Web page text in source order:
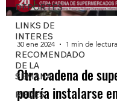
DEPORTES
LINKS DE
INTERES
RECOMENDADO
DE LA
SEMANA
REDES
30 ene 2024 1 min de lectura
Otra cadena de
podría instalarse